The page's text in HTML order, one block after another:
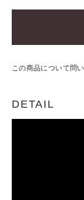
この商品について問
DETAIL